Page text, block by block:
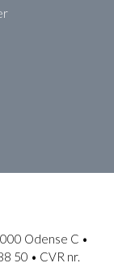
Odense C •
50 • CVR nr.